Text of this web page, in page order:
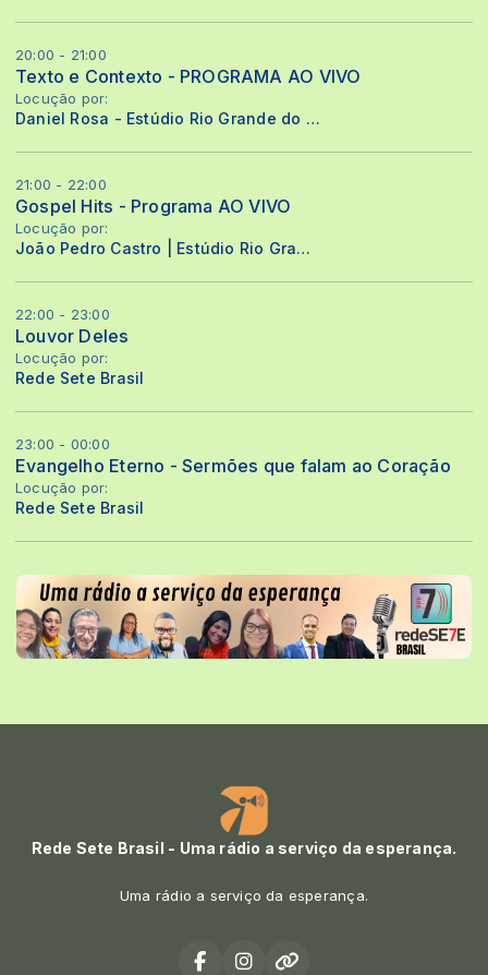
20:00 - 21:00
Texto e Contexto - PROGRAMA AO VIVO
Locução por:
Daniel Rosa - Estúdio Rio Grande do Sul
21:00 - 22:00
Gospel Hits - Programa AO VIVO
Locução por:
João Pedro Castro | Estúdio Rio Grande do Sul |
22:00 - 23:00
Louvor Deles
Locução por:
Rede Sete Brasil
23:00 - 00:00
Evangelho Eterno - Sermões que falam ao Coração
Locução por:
Rede Sete Brasil
Rede Sete Brasil - Uma rádio a serviço da esperança.
Uma rádio a serviço da esperança.